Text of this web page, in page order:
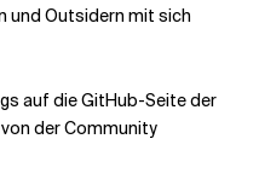
und Outsidern mit sich
auf die GitHub-Seite der
der Community